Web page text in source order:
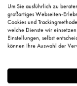
Um Sie ausführlich zu
großartiges Webseiten-
Cookies und
welche Dienste wir
Einstellungen, selbst
können Ihre Auswahl der